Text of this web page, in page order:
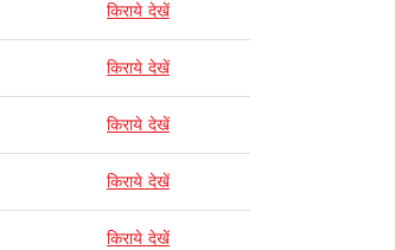
किराये देखें
किराये देखें
किराये देखें
किराये देखें
किराये देखें